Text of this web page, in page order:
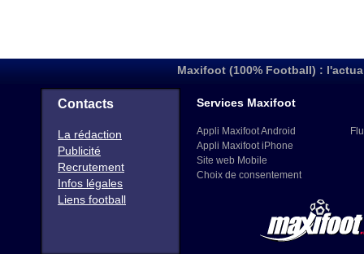
Maxifoot (100% Football) :
Contacts
La rédaction
Publicité
Recrutement
Infos légales
Liens football
Services Maxifoot
Appli Maxifoot Android
Appli Maxifoot iPhone
Site web Mobile
Choix de consentement